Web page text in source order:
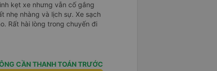
kẹt xe nhưng vẫn cố gắng
nhẹ nhàng và lịch sự. Xe sạch
Rất hài lòng trong chuyến đi
CẦN THANH TOÁN TRƯỚC